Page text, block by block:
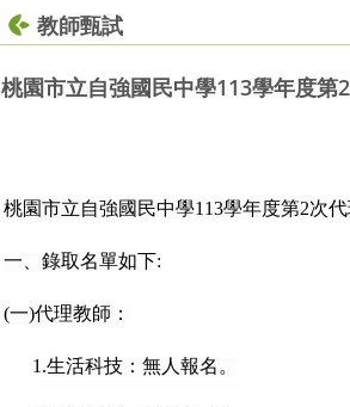
教師甄試
桃園市立自強國民中學113學年度第
桃園市立自強國民中學113學年度第2次
一、錄取名單如下:
(一)代理教師：
1.生活科技：無人報名。